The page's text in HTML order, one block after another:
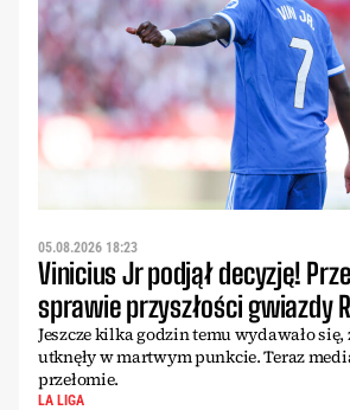
05.08.2026 18:23
Vinicius Jr podjął decyzję!
sprawie przyszłości gwiazdy
Jeszcze kilka godzin temu wydawało się,
utknęły w martwym punkcie. Teraz
przełomie.
LA LIGA